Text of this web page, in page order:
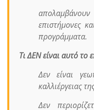
επιστήμονες
προγράμματα.
Τι ΔΕΝ είναι αυτό το
Δεν είναι
καλλιέργειας
Δεν